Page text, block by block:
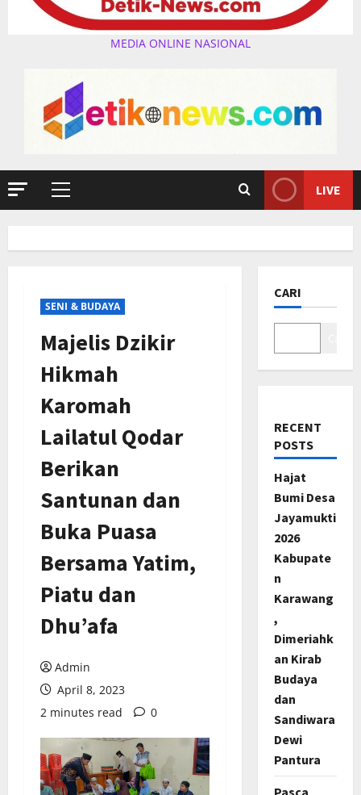
MEDIA ONLINE NASIONAL
Primary
LIVE
SENI & BUDAYA
Majelis Dzikir
Hikmah
Karomah
Lailatul Qodar
Berikan
Santunan dan
Buka Puasa
Bersama Yatim,
Piatu dan
Dhu’afa
Admin
April 8, 2023
2 minutes read
0
CARI
RECENT
POSTS
Hajat
Bumi Desa
Jayamukti
2026
Kabupate
n
Karawang
,
Dimeriahk
an Kirab
Budaya
dan
Sandiwara
Dewi
Pantura
Pasca